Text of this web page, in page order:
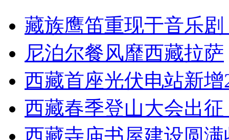
外交部：有关国家言论片面不公正
安徽一实载49人客车翻车
走！跟着总书记去植树
藏族鹰笛重现于音乐
尼泊尔餐风靡西藏拉萨
西藏首座光伏电站新
西藏春季登山大会出
西藏寺庙书屋建设圆满